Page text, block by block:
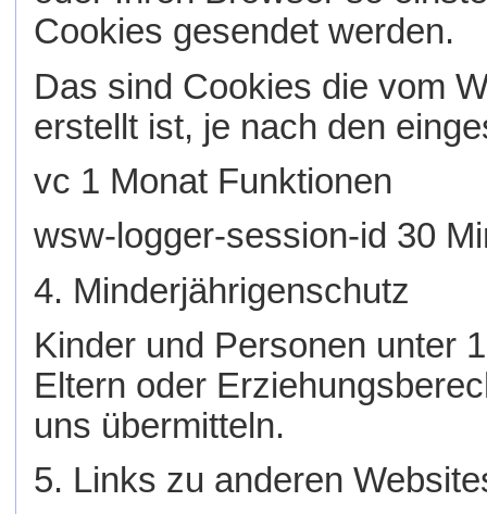
Cookies gesendet werden.
Das sind Cookies die vom
erstellt ist, je nach den
vc 1 Monat Funktionen
wsw-logger-session-id 30
4. Minderjährigenschutz
Kinder und Personen unter
Eltern oder
uns übermitteln.
5. Links zu anderen